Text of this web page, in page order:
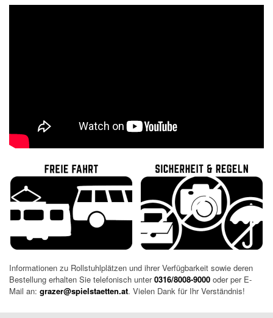
Informationen zu Rollstuhlplätzen und ihrer Verfügbarkeit sowie deren
Bestellung erhalten Sie telefonisch unter0316/8008-9000 oder per E-
Mail an: grazer@spielstaetten.at. Vielen Dank für Ihr Verständnis!